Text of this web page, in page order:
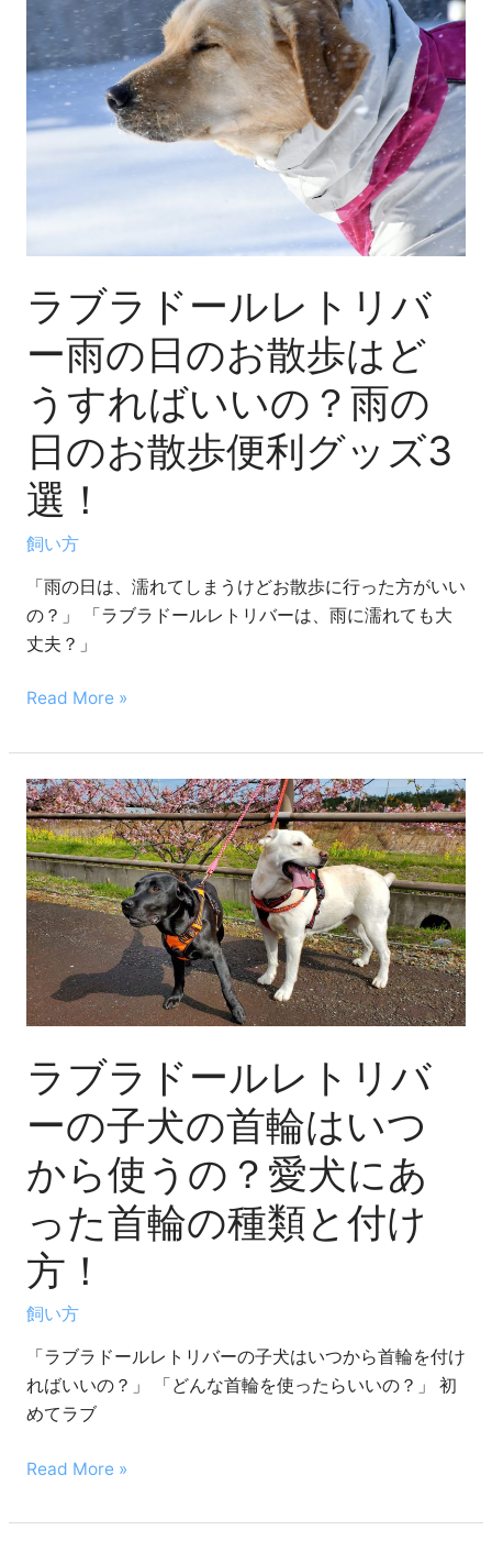
ラブラドールレトリバ
ー雨の日のお散歩はど
うすればいいの？雨の
日のお散歩便利グッズ3
選！
飼い方
「雨の日は、濡れてしまうけどお散歩に行った方がいい
の？」 「ラブラドールレトリバーは、雨に濡れても大
丈夫？」
ド
ー
ル
ー
雨
の
日
お
散
歩
は
ど
う
す
れ
ば
い
雨
の
日
の
お
散
歩
便
利
グ
ズ
選！
Read More »
ラブラドールレトリバ
ーの子犬の首輪はいつ
から使うの？愛犬にあ
った首輪の種類と付け
方！
飼い方
「ラブラドールレトリバーの子犬はいつから首輪を付け
ればいいの？」 「どんな首輪を使ったらいいの？」 初
めてラブ
ラ
ブ
ラ
ド
ー
ル
レ
ト
リ
ー
犬
の
首
輪
は
い
か
ら
使
の？
Read More »